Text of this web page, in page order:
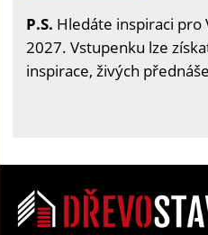
P.S. Hledáte inspiraci pro
2027. Vstupenku lze
inspirace, živých